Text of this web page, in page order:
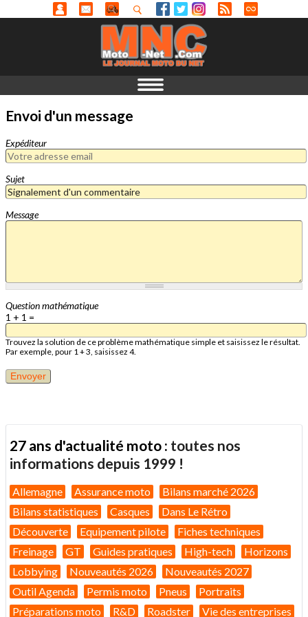
Envoi d'un message
Expéditeur
Sujet
Message
Question mathématique
1 + 1 =
Trouvez la solution de ce problème mathématique simple et saisissez le résultat.
Par exemple, pour 1 + 3, saisissez 4.
27 ans d'actualité moto : toutes nos
informations depuis 1999 !
Allemagne Assurance moto
Bilans marché 2026
Bilans statistiques
Casques
Dans Le Rétro
Découverte
Equipement pilote
Fiches techniques
Freinage
GT Guides pratiques High-tech
Horizons
Lobbying
Nouveautés 2026
Nouveautés 2027
Outil Agenda
Permis moto Pneus
Portraits
Préparations moto
R&D Roadster Vie des entreprises